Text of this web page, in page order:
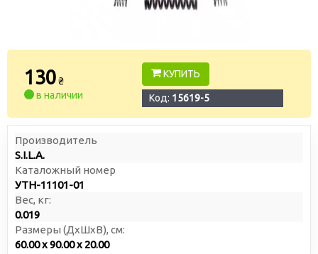
130₴
в наличии
КУПИТЬ
Код: 15619-5
Производитель
S.I.L.A.
Каталожный номер
УТН-11101-01
Вес, кг:
0.019
Размеры (ДxШxВ), см:
60.00 x 90.00 x 20.00